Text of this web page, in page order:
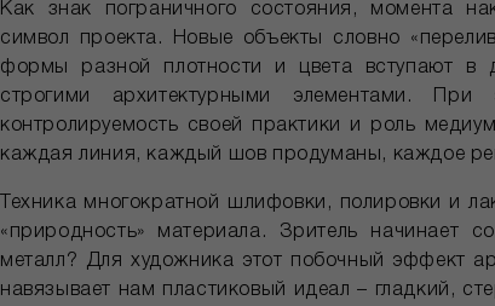
Как знак пограничного состояния, момента
символ проекта. Новые объекты словно
формы разной плотности и цвета вступают в
строгими архитектурными элементами. При
контролируемость своей практики и роль
каждая линия, каждый шов продуманы, каждое
Техника многократной шлифовки, полировки и
«природность» материала. Зритель начинает
металл? Для художника этот побочный эффект
навязывает нам пластиковый идеал – гладкий,